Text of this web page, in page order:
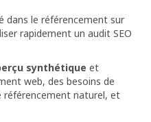
dans le référencement sur
rapidement un audit SEO
synthétique et
web, des besoins de
naturel, et